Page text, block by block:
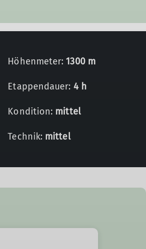
Höhenmeter:1300 m
Etappendauer: 4 h
Kondition: mittel
Technik: mittel